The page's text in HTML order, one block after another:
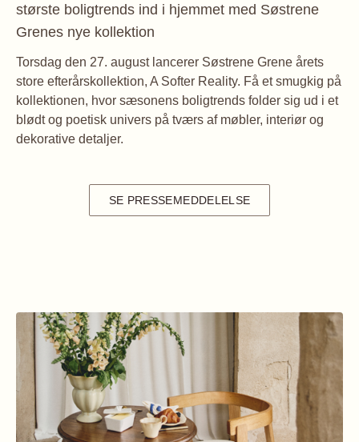
største boligtrends ind i hjemmet med Søstrene
Grenes nye kollektion
Torsdag den 27. august lancerer Søstrene Grene årets
store efterårskollektion, A Softer Reality. Få et smugkig på
kollektionen, hvor sæsonens boligtrends folder sig ud i et
blødt og poetisk univers på tværs af møbler, interiør og
dekorative detaljer.
SE PRESSEMEDDELELSE